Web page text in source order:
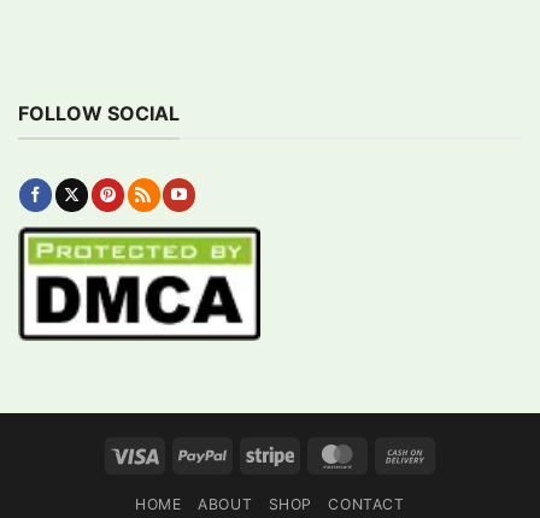
FOLLOW SOCIAL
Visa PayPal Stripe MasterCard
HOME ABOUT SHOP CONTACT